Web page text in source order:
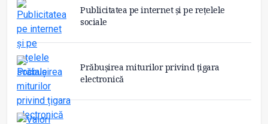
Publicitatea pe internet și pe rețelele
sociale
Prăbușirea miturilor privind țigara
electronică